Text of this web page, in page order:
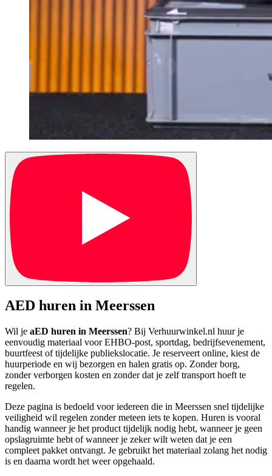
AED huren in Meerssen
Wil je aED huren in Meerssen? Bij Verhuurwinkel.nl huur je
eenvoudig materiaal voor EHBO-post, sportdag, bedrijfsevenement,
buurtfeest of tijdelijke publiekslocatie. Je reserveert online, kiest de
huurperiode en wij bezorgen en halen gratis op. Zonder borg,
zonder verborgen kosten en zonder dat je zelf transport hoeft te
regelen.
Deze pagina is bedoeld voor iedereen die in Meerssen snel tijdelijke
veiligheid wil regelen zonder meteen iets te kopen. Huren is vooral
handig wanneer je het product tijdelijk nodig hebt, wanneer je geen
opslagruimte hebt of wanneer je zeker wilt weten dat je een
compleet pakket ontvangt. Je gebruikt het materiaal zolang het nodig
is en daarna wordt het weer opgehaald.